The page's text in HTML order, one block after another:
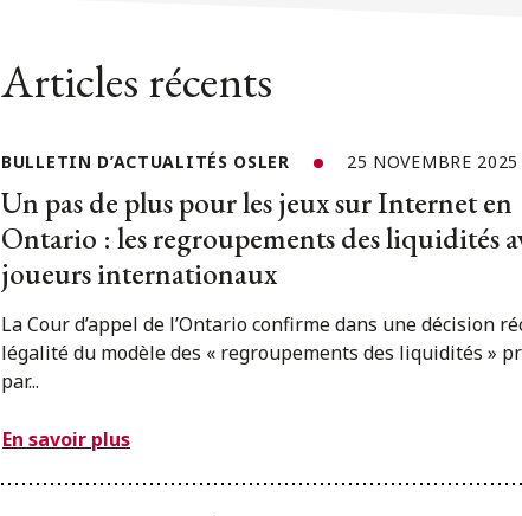
Articles récents
BULLETIN D’ACTUALITÉS OSLER 25 NOVEMBRE 2025
Un pas de plus pour les jeux sur Internet en
Ontario : les regroupements des liquidités
joueurs internationaux
La Cour d’appel de l’Ontario confirme dans une décision
légalité du modèle des « regroupements des liquidités »
par...
En savoir plus